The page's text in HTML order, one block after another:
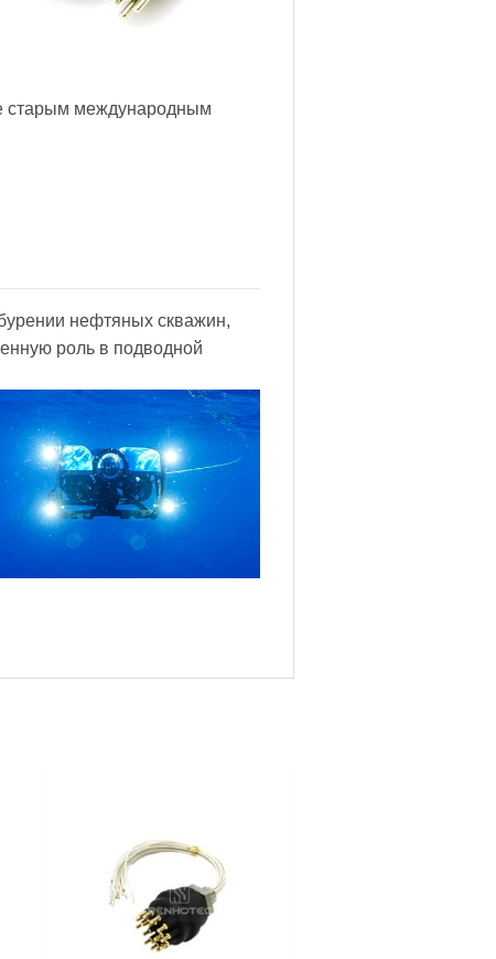
старым международным
нефтяных скважин,
роль в подводной